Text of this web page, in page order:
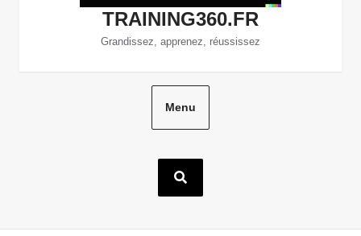
TRAINING360.FR
Grandissez, apprenez, réussissez
Menu